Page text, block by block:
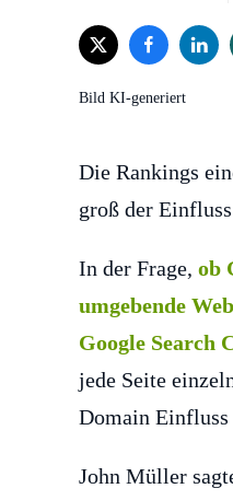
Bild KI-generiert
Die Rankings
groß der
In der Frage, ob
umgebende
Google Search
jede Seite
Domain Einfluss
John Müller